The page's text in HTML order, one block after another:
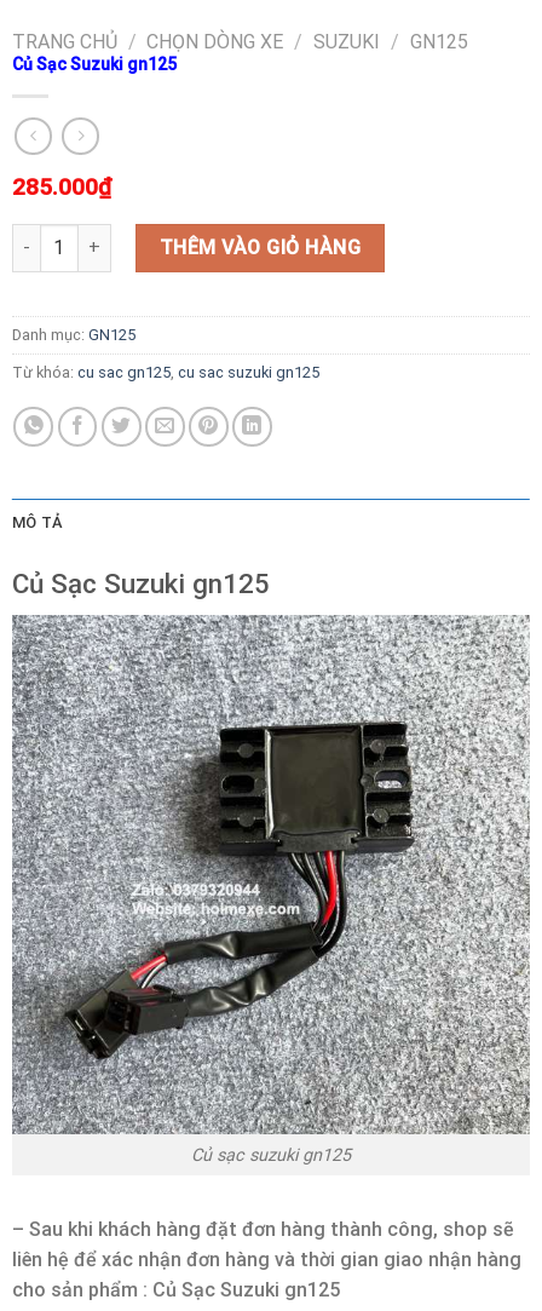
TRANG CHỦ / CHỌN DÒNG XE / SUZUKI / GN125
Củ Sạc Suzuki gn125
285.000₫
Củ Sạc Suzuki gn125 số lượngTHÊM VÀO GIỎ HÀNG
Danh mục: GN125
Từ khóa: cu sac gn125, cu sac suzuki gn125
MÔ TẢ
Củ Sạc Suzuki gn125
Củ sạc suzuki gn125
– Sau khi khách hàng đặt đơn hàng thành công, shop sẽ
liên hệ để xác nhận đơn hàng và thời gian giao nhận hàng
cho sản phẩm : Củ Sạc Suzuki gn125